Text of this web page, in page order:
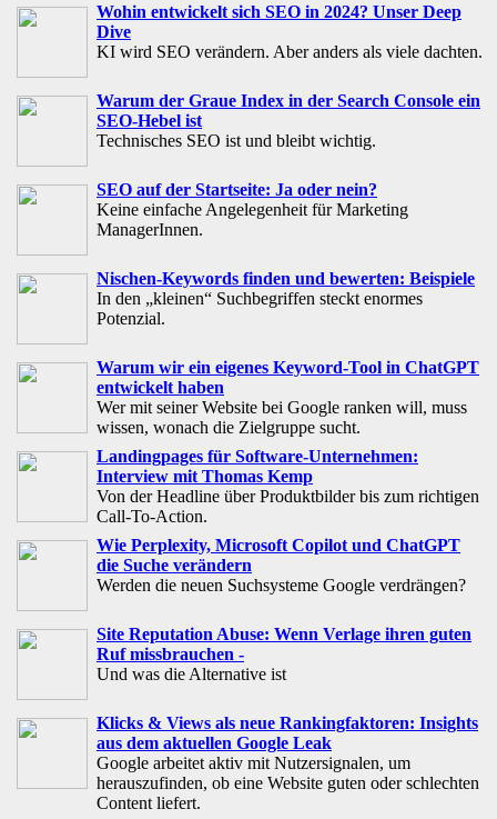
Wohin entwickelt sich SEO in 2024? Unser Deep
Dive
KI wird SEO verändern. Aber anders als viele dachten.
Warum der Graue Index in der Search Console ein
SEO-Hebel ist
Technisches SEO ist und bleibt wichtig.
SEO auf der Startseite: Ja oder nein?
Keine einfache Angelegenheit für Marketing
ManagerInnen.
Nischen-Keywords finden und bewerten: Beispiele
In den „kleinen“ Suchbegriffen steckt enormes
Potenzial.
Warum wir ein eigenes Keyword-Tool in ChatGPT
entwickelt haben
Wer mit seiner Website bei Google ranken will, muss
wissen, wonach die Zielgruppe sucht.
Landingpages für Software-Unternehmen:
Interview mit Thomas Kemp
Von der Headline über Produktbilder bis zum richtigen
Call-To-Action.
Wie Perplexity, Microsoft Copilot und ChatGPT
die Suche verändern
Werden die neuen Suchsysteme Google verdrängen?
Site Reputation Abuse: Wenn Verlage ihren guten
Ruf missbrauchen -
Und was die Alternative ist
Klicks & Views als neue Rankingfaktoren: Insights
aus dem aktuellen Google Leak
Google arbeitet aktiv mit Nutzersignalen, um
herauszufinden, ob eine Website guten oder schlechten
Content liefert.